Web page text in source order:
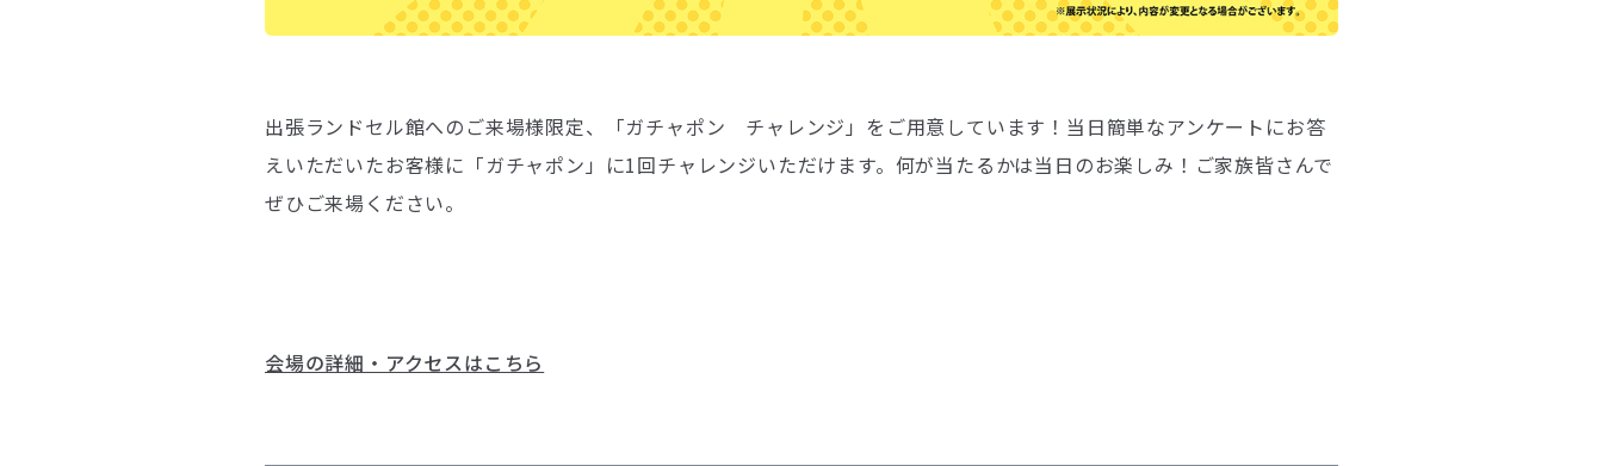
出張ランドセル館へのご来場様限定、「ガチャポン チャレンジ」をご用意しています！当日簡単なアンケートにお答
えいただいたお客様に「ガチャポン」に1回チャレンジいただけます。何が当たるかは当日のお楽しみ！ご家族皆さんで
ぜひご来場ください。
会場の詳細・アクセスはこちら